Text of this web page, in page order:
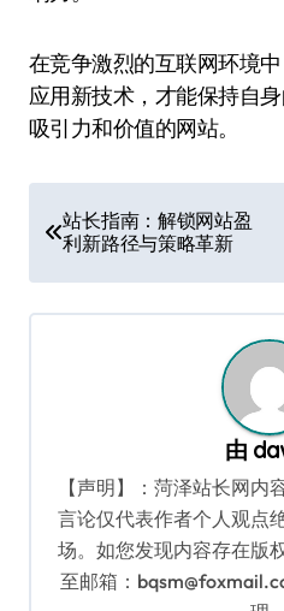
在竞争激烈的互联网环境
应用新技术，才能保持自
吸引力和价值的网站。
章
导
航
站长指南：解锁网站盈
利新路径与策略革新
由
【声明】：菏泽站长网内
言论仅代表作者个人观点
场。如您发现内容存在版
至邮箱：